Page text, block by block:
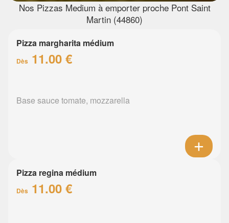
Nos Pizzas Medium à emporter proche Pont Saint
Martin (44860)
Pizza margharita médium
Dès 11.00 €
Base sauce tomate, mozzarella
Pizza regina médium
Dès 11.00 €